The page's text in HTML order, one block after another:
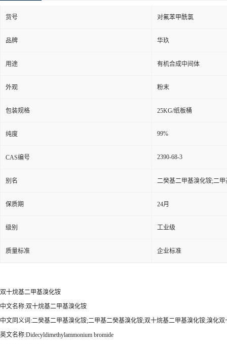
货号 对氟苯甲酰氯
品牌 华玖
用途 有机合成中间体
外观 粉末
包装规格 25KG/纸板桶
纯度 99%
CAS编号 2390-68-3
别名 二癸基二甲基溴化铵;二
保质期 24月
级别 工业级
质量标准 企业标准
双十烷基二甲基溴化铵
中文名称:双十烷基二甲基溴化铵
中文同义词:二癸基二甲基溴化铵;二甲基二癸基溴化铵;双十烷基二甲基溴化铵;溴化
英文名称:Didecyldimethylammonium bromide